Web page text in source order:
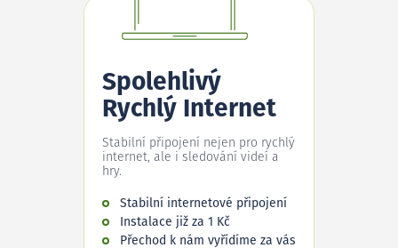
Spolehlivý
Rychlý Internet
Stabilní připojení nejen pro rychlý
internet, ale i sledování videí a
hry.
Stabilní internetové připojení
Instalace již za 1 Kč
Přechod k nám vyřídíme za vás